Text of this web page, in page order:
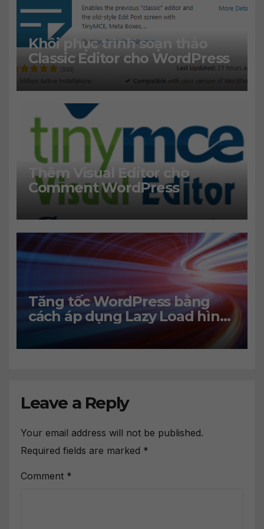
Khôi phục trình soạn thảo
Classic Editor cho WordPress
Thêm Visual Editor cho
Comment WordPress
Tăng tốc WordPress bằng
cách áp dụng Lazy Load hình
Leave a Reply
Your email address will not be published.
Required fields are marked *
Comment *